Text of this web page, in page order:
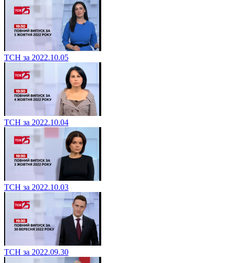
ТСН за 2022.10.05
ТСН за 2022.10.04
ТСН за 2022.10.03
ТСН за 2022.09.30